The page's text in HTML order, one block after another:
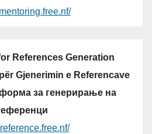
References Generation
Gjenerimin e Referencave
за генерирање на